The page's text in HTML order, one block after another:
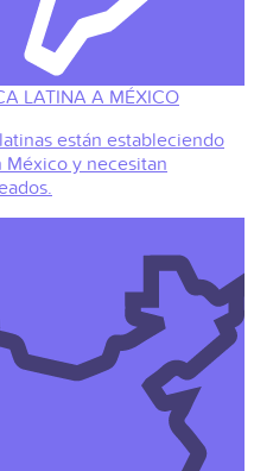
LATINA A MÉXICO
están estableciendo
México y necesitan